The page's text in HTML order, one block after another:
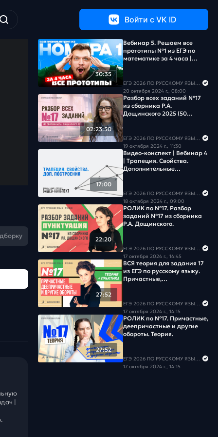
Войти c VK ID
|
30:35
Вебинар 5. Решаем все
прототипы №1 из ЕГЭ по
математике за 4 часа |
ЕГЭ 2026 ПО РУССКОМУ ЯЗЫКУ И МАТЕМАТИКЕ
20 октября 2024 г., 08:00
02:23:50
Разбор всех заданий №17
из сборника Р.А.
Дощинского 2025 (50
ЕГЭ 2026 ПО РУССКОМУ ЯЗЫКУ И МАТЕМАТИКЕ
19 октября 2024 г., 11:30
17:00
Видео-конспект | Вебинар 4
| Трапеция. Свойства.
Дополнительные
ЕГЭ 2026 ПО РУССКОМУ ЯЗЫКУ И МАТЕМАТИКЕ
18 октября 2024 г., 09:00
22:20
РОЛИК по №17. Разбор
заданий №17 из сборника
Р.А. Дощинского.
ЕГЭ 2026 ПО РУССКОМУ ЯЗЫКУ И МАТЕМАТИКЕ
17 октября 2024 г., 14:45
27:52
ВСЯ теория для задания 17
из ЕГЭ по русскому языку.
Причастные,
ЕГЭ 2026 ПО РУССКОМУ ЯЗЫКУ И МАТЕМАТИКЕ
17 октября 2024 г., 14:15
27:52
РОЛИК по №17. Причастные,
деепричастные и другие
обороты. Теория.
ЕГЭ 2026 ПО РУССКОМУ ЯЗЫКУ И МАТЕМАТИКЕ
17 октября 2024 г., 14:15